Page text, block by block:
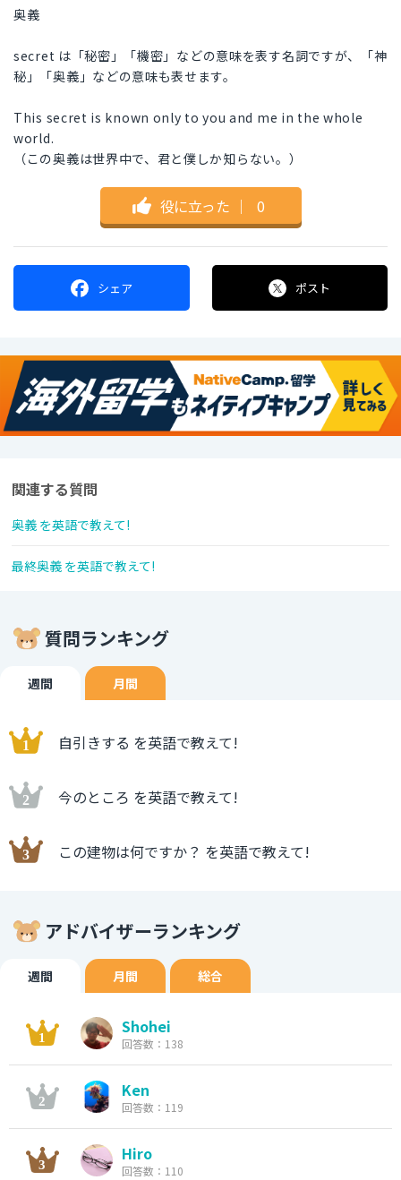
奥義
secret は「秘密」「機密」などの意味を表す名詞ですが、「神
秘」「奥義」などの意味も表せます。
This secret is known only to you and me in the whole
world.
（この奥義は世界中で、君と僕しか知らない。）
役に立った ｜ 0
シェア ポスト
関連する質問
奥義 を英語で教えて!
最終奥義 を英語で教えて!
質問ランキング
週間 月間
自引きする を英語で教えて!
今のところ を英語で教えて!
この建物は何ですか？ を英語で教えて!
アドバイザーランキング
週間 月間 総合
Shohei
回答数：138
Ken
回答数：119
Hiro
回答数：110